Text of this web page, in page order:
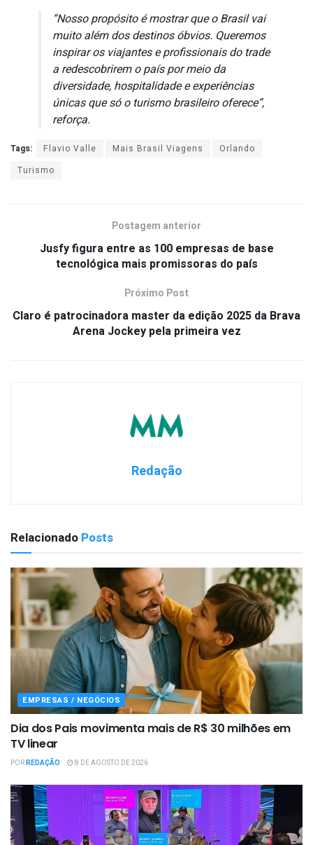
“Nosso propósito é mostrar que o Brasil vai
muito além dos destinos óbvios. Queremos
inspirar os viajantes e profissionais do trade
a redescobrirem o país por meio da
diversidade, hospitalidade e experiências
únicas que só o turismo brasileiro oferece”,
reforça.
Tags: Flavio Valle Mais Brasil Viagens
Orlando
Turismo
Postagem anterior
Jusfy figura entre as 100 empresas de base
tecnológica mais promissoras do país
Próximo Post
Claro é patrocinadora master da edição 2025 da Brava
Arena Jockey pela primeira vez
Redação
Relacionado Posts
EMPRESAS / NEGÓCIOS
Dia dos Pais movimenta mais de R$ 30 milhões em
TV linear
PORREDAÇÃO 8 DE AGOSTO DE 2026